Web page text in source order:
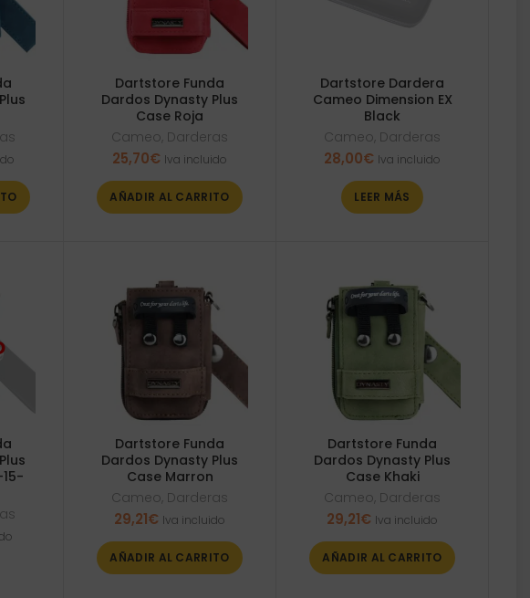
Dartstore Funda
Dardos Dynasty Plus
Case Roja
Cameo, Darderas
25,70€ Iva incluido
AÑADIR AL CARRITO
Dartstore Dardera
Cameo Dimension EX
Black
Cameo, Darderas
28,00€ Iva incluido
LEER MÁS
Dartstore Funda
Dardos Dynasty Plus
Case Marron
Cameo, Darderas
29,21€ Iva incluido
AÑADIR AL CARRITO
Dartstore Funda
Dardos Dynasty Plus
Case Khaki
Cameo, Darderas
29,21€ Iva incluido
AÑADIR AL CARRITO